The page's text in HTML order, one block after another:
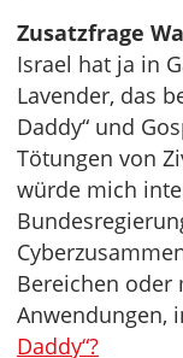
Zusatzfrage
Israel hat ja in
Lavender, das
Daddy“ und
Tötungen von
würde mich
Bereichen oder
Anwendungen,
Daddy“?